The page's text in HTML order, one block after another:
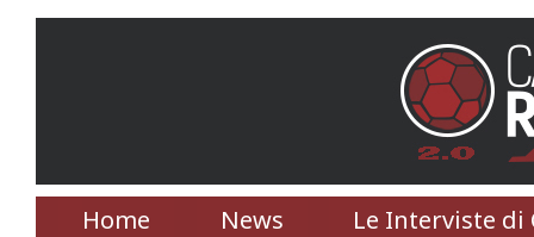
Home News Le Interviste di